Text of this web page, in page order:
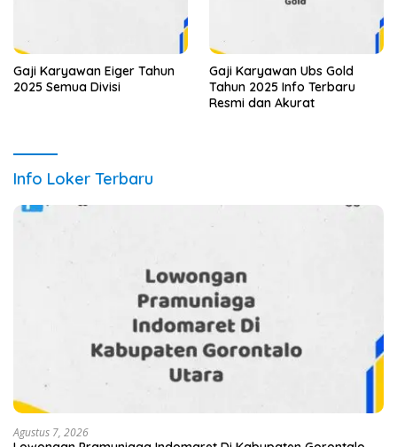
Gaji Karyawan Eiger Tahun
2025 Semua Divisi
Gaji Karyawan Ubs Gold
Tahun 2025 Info Terbaru
Resmi dan Akurat
Info Loker Terbaru
Agustus 7, 2026